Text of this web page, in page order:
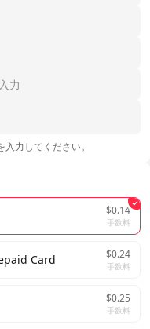
力してください。
$0.14
手数料
Card $0.24
手数料
$0.25
手数料